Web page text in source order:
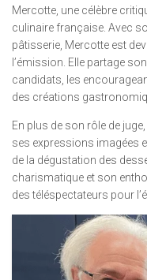
Mercotte, une célèbre
culinaire française. Avec
pâtisserie, Mercotte est
l’émission. Elle partage
candidats, les
des créations
En plus de son rôle de
ses expressions imagées
de la dégustation des
charismatique et son
des téléspectateurs pour